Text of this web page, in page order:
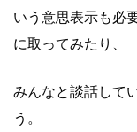
いう意思表示も必
に取ってみたり、
みんなと談話して
う。